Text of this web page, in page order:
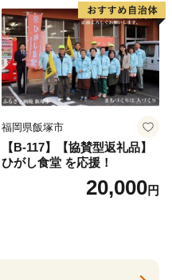
福岡県飯塚市
【B-117】【協賛型返礼品】
ひがし食堂 を応援！
20,000円